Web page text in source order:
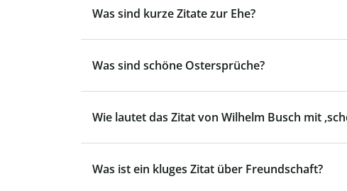
Was sind kurze Zitate zur Ehe?
Was sind schöne Ostersprüche?
Wie lautet das Zitat von Wilhelm Busch mit
Was ist ein kluges Zitat über Freundschaft?